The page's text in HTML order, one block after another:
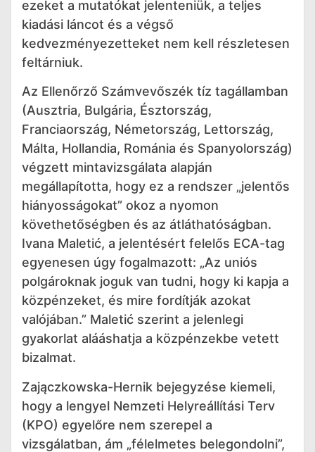
ezeket a mutatókat jelenteniük, a teljes
kiadási láncot és a végső
kedvezményezetteket nem kell részletesen
feltárniuk.
Az Ellenőrző Számvevőszék tíz tagállamban
(Ausztria, Bulgária, Észtország,
Franciaország, Németország, Lettország,
Málta, Hollandia, Románia és Spanyolország)
végzett mintavizsgálata alapján
megállapította, hogy ez a rendszer „jelentős
hiányosságokat” okoz a nyomon
követhetőségben és az átláthatóságban.
Ivana Maletić, a jelentésért felelős ECA-tag
egyenesen úgy fogalmazott: „Az uniós
polgároknak joguk van tudni, hogy ki kapja a
közpénzeket, és mire fordítják azokat
valójában.” Maletić szerint a jelenlegi
gyakorlat alááshatja a közpénzekbe vetett
bizalmat.
Zajączkowska-Hernik bejegyzése kiemeli,
hogy a lengyel Nemzeti Helyreállítási Terv
(KPO) egyelőre nem szerepel a
vizsgálatban, ám „félelmetes belegondolni”,